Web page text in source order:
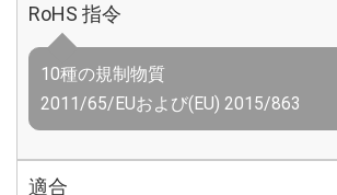
RoHS 指令
10種の規制物質
2011/65/EUおよび(EU) 2015/863
適合